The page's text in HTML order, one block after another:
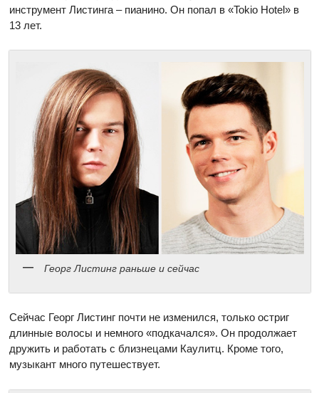
инструмент Листинга – пианино. Он попал в «Tokio Hotel» в
13 лет.
Георг Листинг раньше и сейчас
Сейчас Георг Листинг почти не изменился, только остриг
длинные волосы и немного «подкачался». Он продолжает
дружить и работать с близнецами Каулитц. Кроме того,
музыкант много путешествует.